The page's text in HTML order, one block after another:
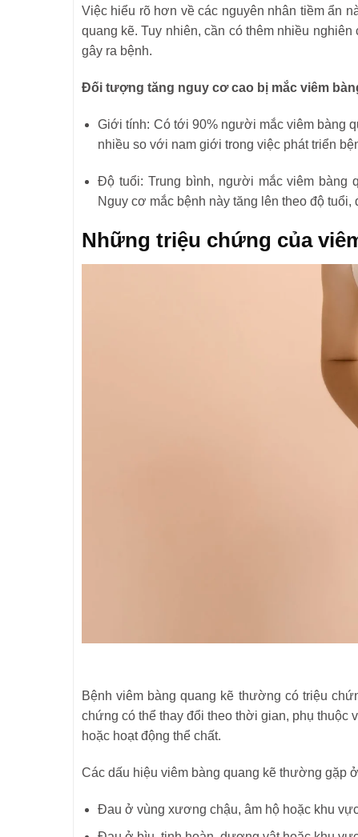
Việc hiểu rõ hơn về các nguyên nhân tiềm ẩn
quang kẽ. Tuy nhiên, cần có thêm nhiều
gây ra bệnh.
Đối tượng tăng nguy cơ cao bị mắc viêm
Giới tính: Có tới 90% người mắc viêm bàng
nhiều so với nam giới trong việc phát triển
Độ tuổi: Trung bình, người mắc viêm bàng
Nguy cơ mắc bệnh này tăng lên theo độ
Những triệu chứng của
Bệnh viêm bàng quang kẽ thường có triệu
chứng có thể thay đổi theo thời gian, phụ thuộc
hoặc hoạt động thể chất.
Các dấu hiệu viêm bàng quang kẽ thường gặp
Đau ở vùng xương chậu, âm hộ hoặc khu